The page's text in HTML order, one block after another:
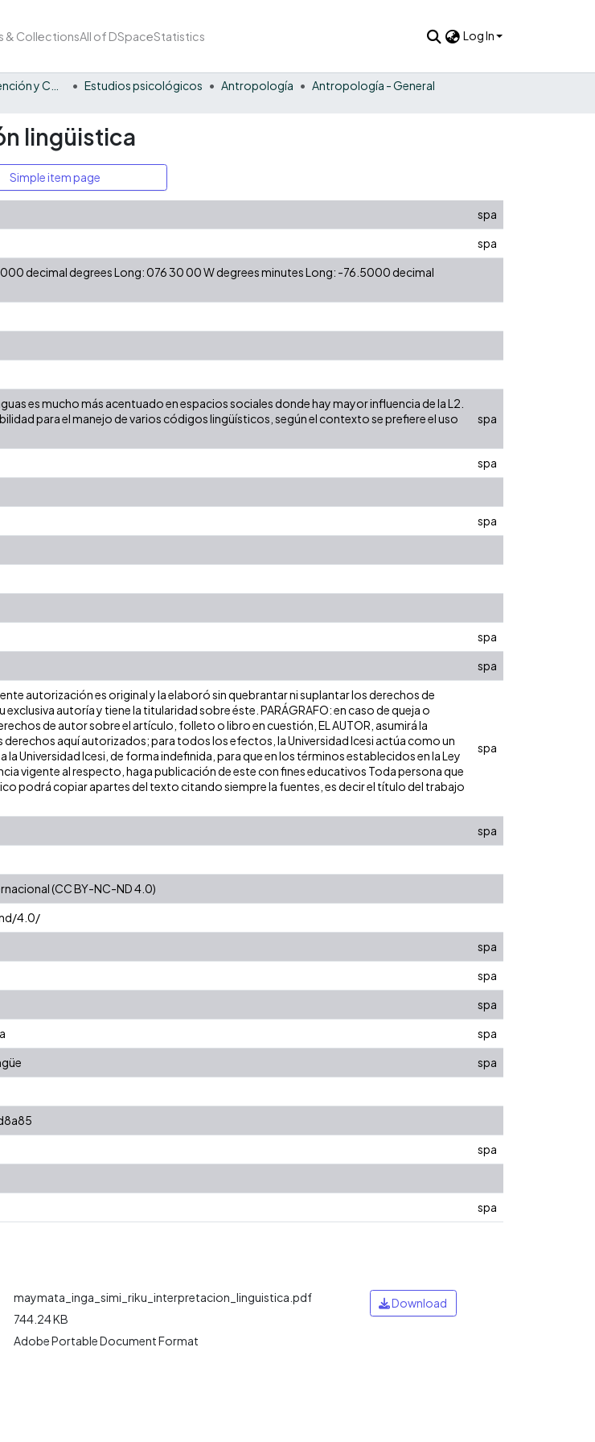
& CollectionsAll of DSpaceStatistics Log In
Estudios psicológicos Antropología
Antropología - General
lingüistica
Simple item page
spa
spa
decimal degrees Long: 076 30 00 W degrees minutes Long: -76.5000 decimal
es mucho más acentuado en espacios sociales donde hay mayor influencia de la L2.
para el manejo de varios códigos lingüísticos, según el contexto se prefiere el uso
spa
spa
spa
spa
spa
autorización es original y la elaboró sin quebrantar ni suplantar los derechos de
autoría y tiene la titularidad sobre éste. PARÁGRAFO: en caso de queja o
de autor sobre el artículo, folleto o libro en cuestión, EL AUTOR, asumirá la
aquí autorizados; para todos los efectos, la Universidad Icesi actúa como un
Universidad Icesi, de forma indefinida, para que en los términos establecidos en la Ley
vigente al respecto, haga publicación de este con fines educativos Toda persona que
podrá copiar apartes del texto citando siempre la fuentes, es decir el título del trabajo
spa
spa
(CC BY-NC-ND 4.0)
4.0/
spa
spa
spa
spa
spa
spa
spa
maymata_inga_simi_riku_interpretacion_linguistica.pdf
744.24 KB
Adobe Portable Document Format
Download